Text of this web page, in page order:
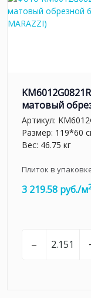
матовый
Артикул:
Размер: 119*60
Вес: 46.75 кг
Плиток в
3 219.58 руб./м
–